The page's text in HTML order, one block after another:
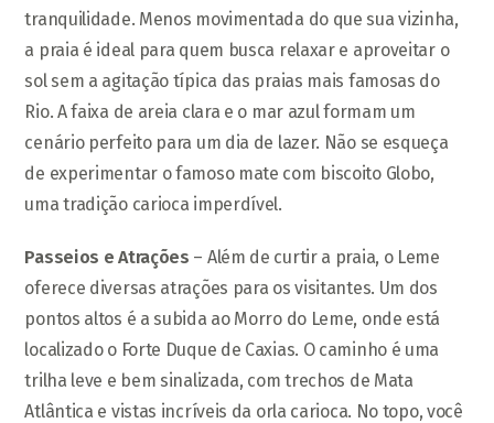
tranquilidade. Menos movimentada do que sua vizinha,
a praia é ideal para quem busca relaxar e aproveitar o
sol sem a agitação típica das praias mais famosas do
Rio. A faixa de areia clara e o mar azul formam um
cenário perfeito para um dia de lazer. Não se esqueça
de experimentar o famoso mate com biscoito Globo,
uma tradição carioca imperdível.
Passeios e Atrações – Além de curtir a praia, o Leme
oferece diversas atrações para os visitantes. Um dos
pontos altos é a subida ao Morro do Leme, onde está
localizado o Forte Duque de Caxias. O caminho é uma
trilha leve e bem sinalizada, com trechos de Mata
Atlântica e vistas incríveis da orla carioca. No topo, você